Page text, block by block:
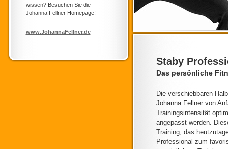
Staby
Das persönliche
Die verschiebbaren
Johanna Fellner von
Trainingsintensität
angepasst werden.
Training, das
Professional zum
wissen? Besuchen Sie die
Johanna Fellner Homepage!
www.JohannaFellner.de